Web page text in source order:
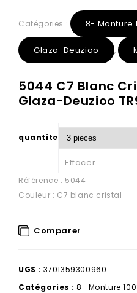
Catégories : 8- Monture
Glaza-Deuzioo ,
5044 C7 Blanc
Glaza-Deuzioo
quantite
Effacer
Référence : 5044
Couleur : C7 blanc cristal
Comparer
UGS : 3701359300960
Catégories : 8- Monture